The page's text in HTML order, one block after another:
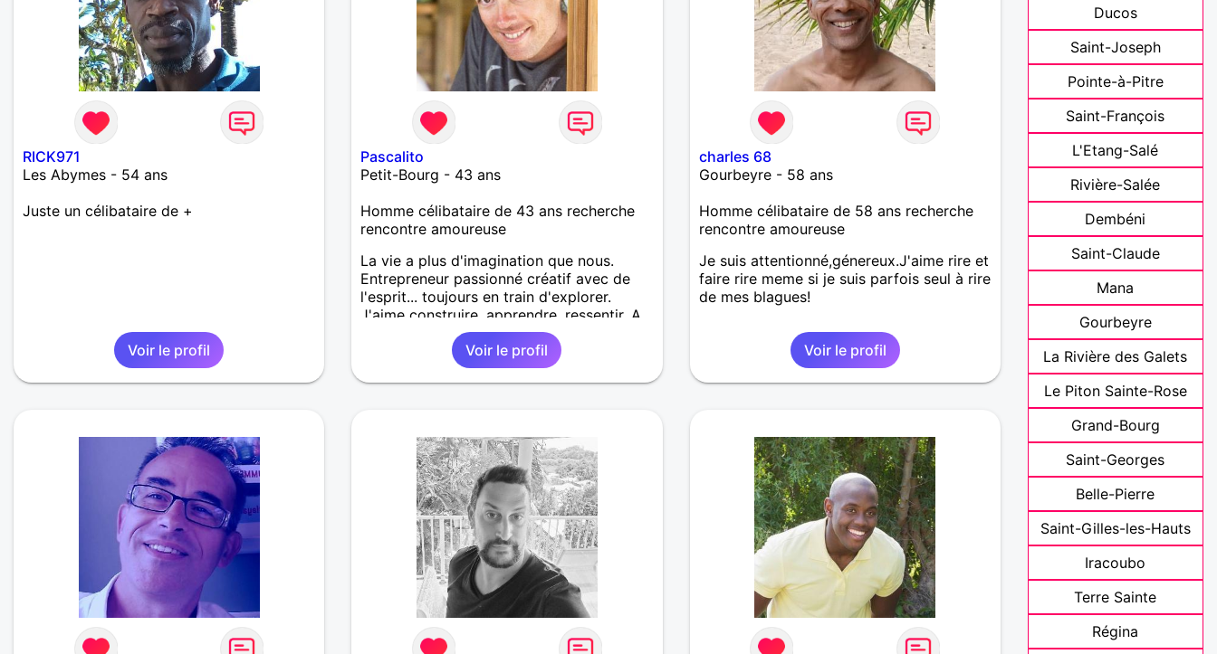
RICK971
Les Abymes - 54 ans
Juste un célibataire de +
Voir le profil
Pascalito
Petit-Bourg - 43 ans
Homme célibataire de 43 ans recherche
rencontre amoureuse
La vie a plus d'imagination que nous.
Entrepreneur passionné créatif avec de
l'esprit... toujours en train d'explorer.
J'aime construire, apprendre, ressentir. A
la foi intense et simple: une belle
conversation, une idée qui nait, un
moment qui compte. Si tu es curieurse de
voir ou ca peut mener. On se rencontre ?
Voir le profil
charles 68
Gourbeyre - 58 ans
Homme célibataire de 58 ans recherche
rencontre amoureuse
Je suis attentionné,génereux.J'aime rire et
faire rire meme si je suis parfois seul à rire
de mes blagues!
Voir le profil
Ducos
Saint-Joseph
Pointe-à-Pitre
Saint-François
L'Etang-Salé
Rivière-Salée
Dembéni
Saint-Claude
Mana
Gourbeyre
La Rivière des Galets
Le Piton Sainte-Rose
Grand-Bourg
Saint-Georges
Belle-Pierre
Saint-Gilles-les-Hauts
Iracoubo
Terre Sainte
Régina